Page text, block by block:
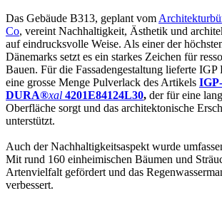
Das Gebäude B313, geplant vom
Co, vereint Nachhaltigkeit, Ästhetik und
auf eindrucksvolle Weise. Als einer der
Dänemarks setzt es ein starkes Zeichen für
Bauen. Für die Fassadengestaltung lieferte IGP
eine grosse Menge Pulverlack des Artikels IGP-
DURA®xal 4201E84124L30, der für eine
Oberfläche sorgt und das architektonische
unterstützt.
Auch der Nachhaltigkeitsaspekt wurde
Mit rund 160 einheimischen Bäumen und
Artenvielfalt gefördert und das
verbessert.